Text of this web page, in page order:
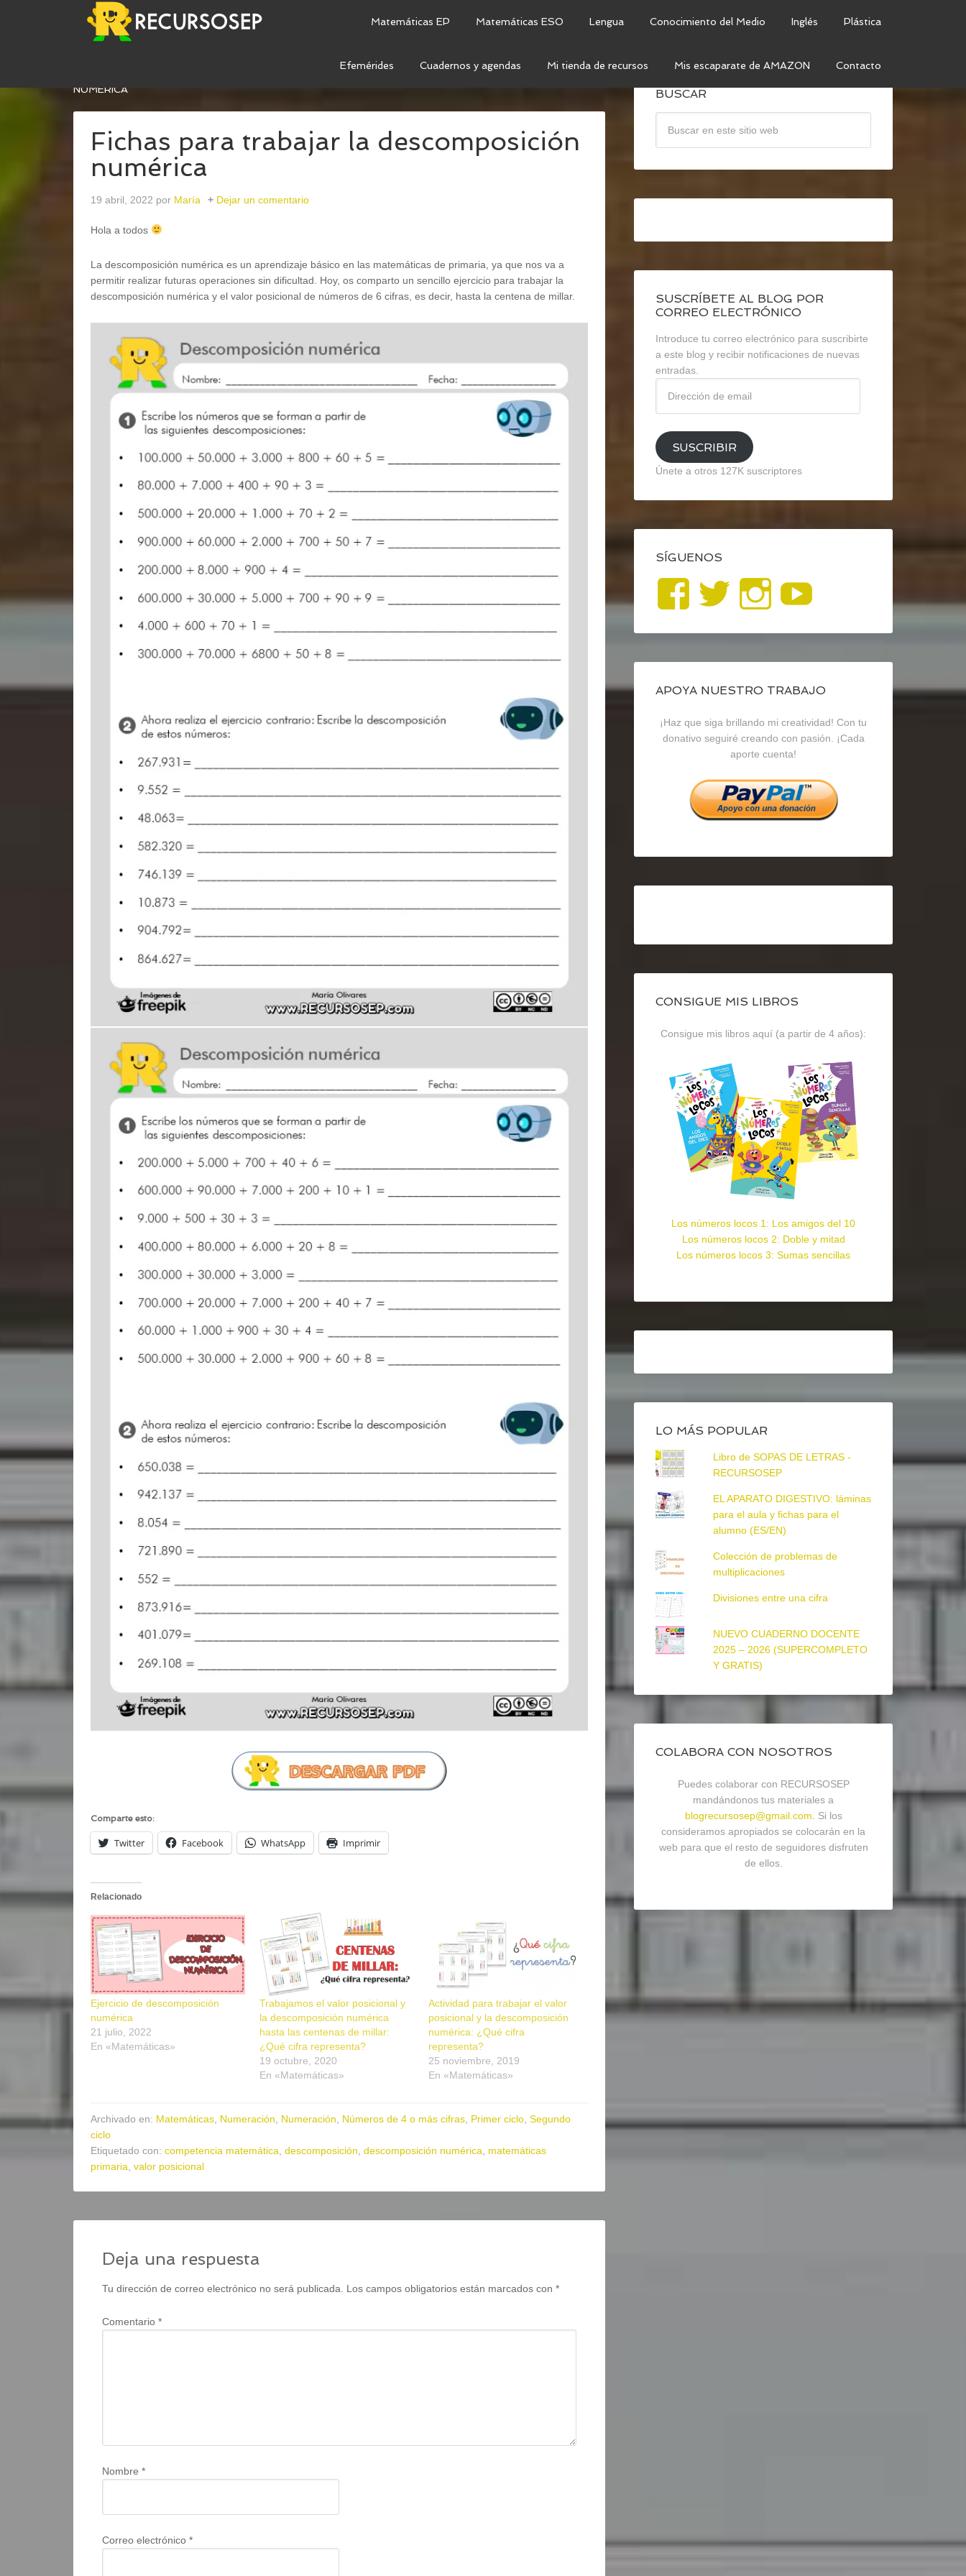
Matemáticas EP Matemáticas ESO Lengua Conocimiento del Medio Inglés Plástica
Efemérides Cuadernos y agendas Mi tienda de recursos Mis escaparate de AMAZON Contacto
FICHAS PARA TRABAJAR LA DESCOMPOSICIÓN
NUMÉRICA
Fichas para trabajar la descomposición
numérica
19 abril, 2022 por María Dejar un comentario
Hola a todos
La descomposición numérica es un aprendizaje básico en las matemáticas de primaria, ya que nos va a
permitir realizar futuras operaciones sin dificultad. Hoy, os comparto un sencillo ejercicio para trabajar la
descomposición numérica y el valor posicional de números de 6 cifras, es decir, hasta la centena de millar.
Comparte esto:
Twitter Facebook WhatsApp Imprimir
Relacionado
Ejercicio de descomposición
numérica
21 julio, 2022
En «Matemáticas»
Trabajamos el valor posicional y
la descomposición numérica
hasta las centenas de millar:
¿Qué cifra representa?
19 octubre, 2020
En «Matemáticas»
Actividad para trabajar el valor
posicional y la descomposición
numérica: ¿Qué cifra
representa?
25 noviembre, 2019
En «Matemáticas»
Archivado en: Matemáticas, Numeración, Numeración, Números de 4 o más cifras, Primer ciclo, Segundo
ciclo
Etiquetado con: competencia matemática, descomposición, descomposición numérica, matemáticas
primaria, valor posicional
Deja una respuesta
Tu dirección de correo electrónico no será publicada. Los campos obligatorios están marcados con *
Comentario *
Nombre *
Correo electrónico *
BUSCAR
SUSCRÍBETE AL BLOG POR
CORREO ELECTRÓNICO
Introduce tu correo electrónico para suscribirte
a este blog y recibir notificaciones de nuevas
entradas.
email
SUSCRIBIR
Únete a otros 127K suscriptores
SÍGUENOS
Ver
perfil
de
blogrecursosep
en
Facebook
Ver
perfil
de
recursosep
en
Twitter
Ver
perfil
de
recursosep
en
Instagram
YouTube
APOYA NUESTRO TRABAJO
¡Haz que siga brillando mi creatividad! Con tu
donativo seguiré creando con pasión. ¡Cada
aporte cuenta!
CONSIGUE MIS LIBROS
Consigue mis libros aquí (a partir de 4 años):
Los números locos 1: Los amigos del 10
Los números locos 2: Doble y mitad
Los números locos 3: Sumas sencillas
LO MÁS POPULAR
Libro de SOPAS DE LETRAS -
RECURSOSEP
EL APARATO DIGESTIVO: láminas
para el aula y fichas para el
alumno (ES/EN)
Colección de problemas de
multiplicaciones
Divisiones entre una cifra
NUEVO CUADERNO DOCENTE
2025 – 2026 (SUPERCOMPLETO
Y GRATIS)
COLABORA CON NOSOTROS
Puedes colaborar con RECURSOSEP
mandándonos tus materiales a
blogrecursosep@gmail.com . Si los
consideramos apropiados se colocarán en la
web para que el resto de seguidores disfruten
de ellos.